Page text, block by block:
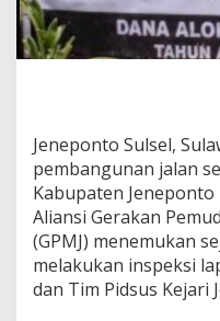
Jeneponto Sulsel,
pembangunan jalan
Kabupaten
Aliansi Gerakan
(GPMJ) menemukan
melakukan inspeksi
dan Tim Pidsus Kejari